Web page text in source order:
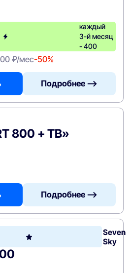
каждый
3-й месяц
- 400
₽/мес-50%
Подробнее —>
800 + ТВ»
Подробнее —>
Seven
Sky